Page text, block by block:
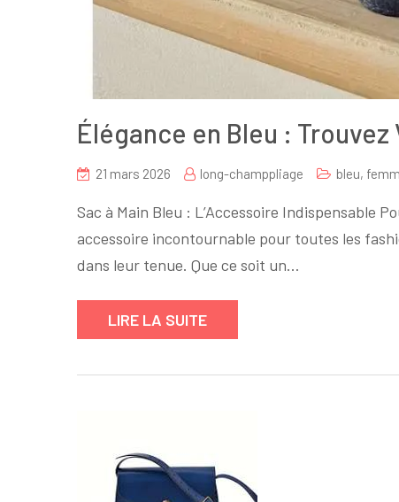
Élégance en Bleu :
21 mars 2026 long-champpliage bleu,
Sac à Main Bleu : L’Accessoire Indispensable
accessoire incontournable pour toutes les
dans leur tenue. Que ce soit un…
LIRE LA SUITE